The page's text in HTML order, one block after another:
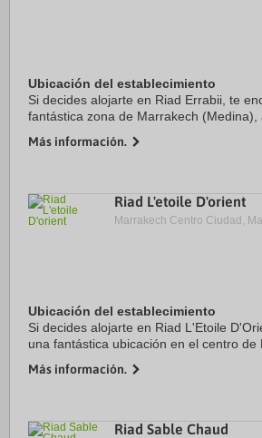
Ubicación del establecimiento
Si decides alojarte en Riad Errabii, te
fantástica zona de Marrakech (Medina),
Plaza de Yamaa el Fna. Además, este ...
Más información.
Riad L'etoile D'orient
Marrakech Centro Ciudad,
Ubicación del establecimiento
Si decides alojarte en Riad L'Etoile
una fantástica ubicación en el centro de
Mohamed VI. Además, este ...
Más información.
Riad Sable Chaud